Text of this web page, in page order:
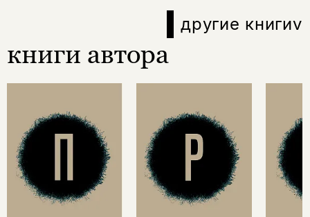
другие книгиv
книги автора